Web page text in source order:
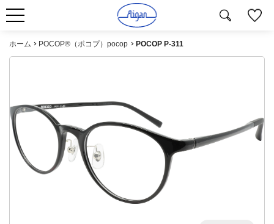
ホーム POCOP®（ポコプ）pocop POCOP P-311